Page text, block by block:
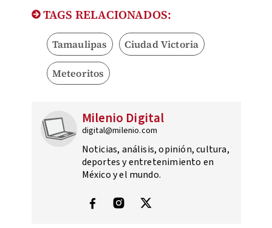
TAGS RELACIONADOS:
Tamaulipas Ciudad Victoria
Meteoritos
Milenio Digital
digital@milenio.com
Noticias, análisis, opinión, cultura,
deportes y entretenimiento en
México y el mundo.